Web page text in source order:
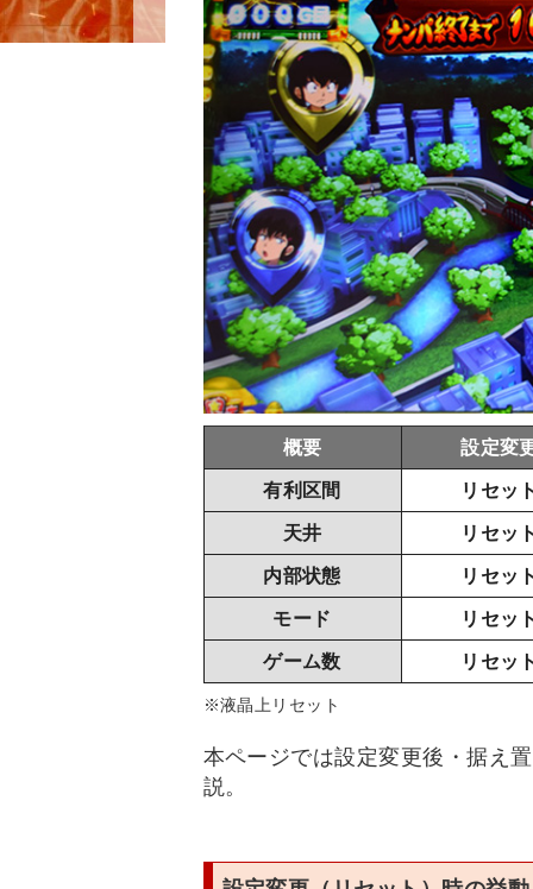
概要 設定変
有利区間 リセッ
天井 リセッ
内部状態 リセッ
モード リセッ
ゲーム数 リセッ
※液晶上リセット
本ページでは設定変更後・据え
説。